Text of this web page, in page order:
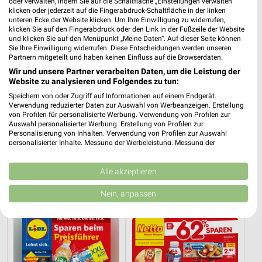
Angebote ab 03.08. Wochenend Spezial
Noch morgen gültig
Lidl Netto Marken-Discount
klicken oder jederzeit auf die Fingerabdruck-Schaltfläche in der linken
unteren Ecke der Website klicken. Um Ihre Einwilligung zu widerrufen,
klicken Sie auf den Fingerabdruck oder den Link in der Fußzeile der Website
und klicken Sie auf den Menüpunkt „Meine Daten“. Auf dieser Seite können
Sie Ihre Einwilligung widerrufen. Diese Entscheidungen werden unseren
Partnern mitgeteilt und haben keinen Einfluss auf die Browserdaten.
Wir und unsere Partner verarbeiten Daten, um die Leistung der
Website zu analysieren und Folgendes zu tun:
Speichern von oder Zugriff auf Informationen auf einem Endgerät.
Verwendung reduzierter Daten zur Auswahl von Werbeanzeigen. Erstellung
von Profilen für personalisierte Werbung. Verwendung von Profilen zur
Auswahl personalisierter Werbung. Erstellung von Profilen zur
Personalisierung von Inhalten. Verwendung von Profilen zur Auswahl
personalisierter Inhalte. Messung der Werbeleistung. Messung der
Kombinationen von Daten aus verschiedenen Quellen. Entwicklung und
Verbesserung der Angebote. Verwendung reduzierter Daten zur Auswahl
von Inhalten.
Daten können außerhalb der Europäischen Union weitergegeben und in die
USA gesendet werden.
Website/App.
Partnerliste anzeigen (1 IAB-Anbieter)
Wir nutzen Ihre Daten für folgende Zwecke:
Alle akzeptieren
Nein, anpassen